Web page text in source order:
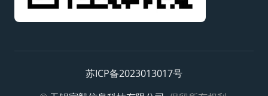
苏ICP备2023013017号